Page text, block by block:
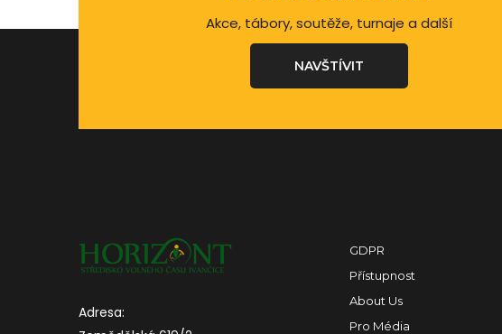
Akce, tábory, soutěže, turnaje a další
NAVŠTÍVIT
Adresa:
GDPR
Přístupnost
About Us
Pro Média